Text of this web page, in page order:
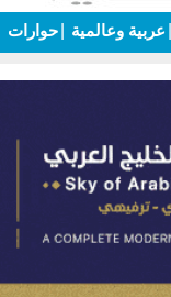
عربية وعالمية حوارات